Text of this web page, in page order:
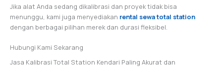
Jika alat Anda sedang dikalibrasi dan proyek tidak bisa
menunggu, kami juga menyediakan rental sewa total station
dengan berbagai pilihan merek dan durasi fleksibel.
Hubungi Kami Sekarang
Jasa Kalibrasi Total Station Kendari Paling Akurat dan